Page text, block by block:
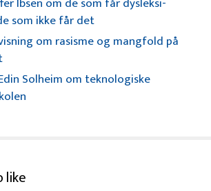
som ikke får det
om rasisme og mangfold på
Solheim om teknologiske
like